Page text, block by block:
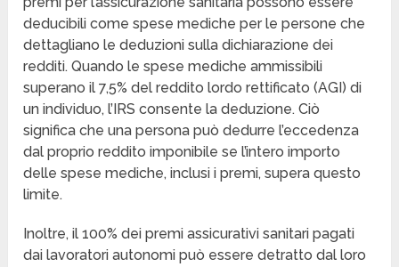
deducibili come spese mediche per le persone che
dettagliano le deduzioni sulla dichiarazione dei
redditi. Quando le spese mediche ammissibili
superano il 7,5% del reddito lordo rettificato (AGI) di
un individuo, l’IRS consente la deduzione. Ciò
significa che una persona può dedurre l’eccedenza
dal proprio reddito imponibile se l’intero importo
delle spese mediche, inclusi i premi, supera questo
limite.
Inoltre, il 100% dei premi assicurativi sanitari pagati
dai lavoratori autonomi può essere detratto dal loro